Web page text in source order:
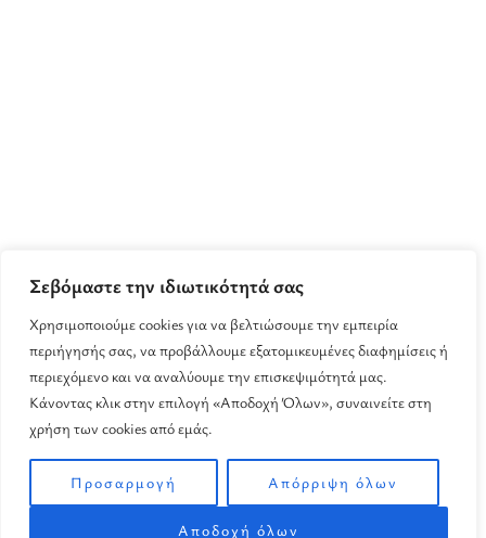
Σεβόμαστε την ιδιωτικότητά σας
Χρησιμοποιούμε cookies για να βελτιώσουμε την εμπειρία
περιήγησής σας, να προβάλλουμε εξατομικευμένες διαφημίσεις ή
περιεχόμενο και να αναλύουμε την επισκεψιμότητά μας.
Κάνοντας κλικ στην επιλογή «Αποδοχή Όλων», συναινείτε στη
χρήση των cookies από εμάς.
Προσαρμογή Απόρριψη όλων
Αποδοχή όλων